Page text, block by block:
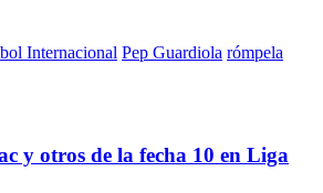
Internacional Pep Guardiola rómpela
y otros de la fecha 10 en Liga